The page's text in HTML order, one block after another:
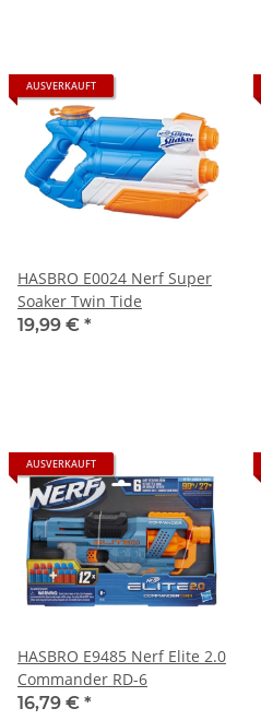
AUSVERKAUFT
HASBRO E0024 Nerf Super
Soaker Twin Tide
19,99 € *
AUSVERKAUFT
HASBRO E9485 Nerf Elite 2.0
Commander RD-6
16,79 € *